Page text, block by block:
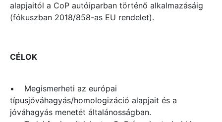
alapjaitól a CoP autóiparban történő alkalmazásáig
(fókuszban 2018/858-as EU rendelet).
CÉLOK
• Megismerheti az európai
típusjóváhagyás/homologizáció alapjait és a
jóváhagyás menetét általánosságban.